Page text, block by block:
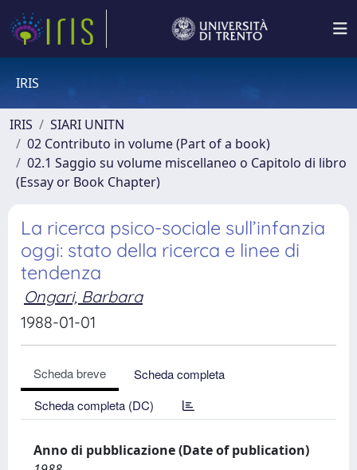
IRIS
IRIS
SIARI UNITN
02 Contributo in volume (Part of a book)
02.1 Saggio su volume miscellaneo o Capitolo di libro
(Essay or Book Chapter)
La ricerca psico-sociale sull’infanzia
oggi: stato della ricerca e linee di
tendenza
Ongari, Barbara
1988-01-01
Scheda breve
Scheda completa
Scheda completa (DC)
Anno di pubblicazione (Date of publication)